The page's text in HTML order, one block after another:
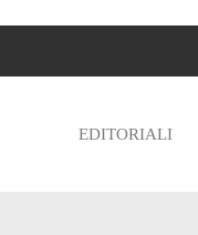
EDITORIALI